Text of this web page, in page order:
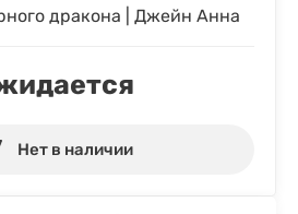
дракона | Джейн Анна
Нет в наличии